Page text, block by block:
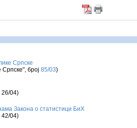
Српске
број 85/03)
26/04)
Закона о статистици БиХ
42/04)